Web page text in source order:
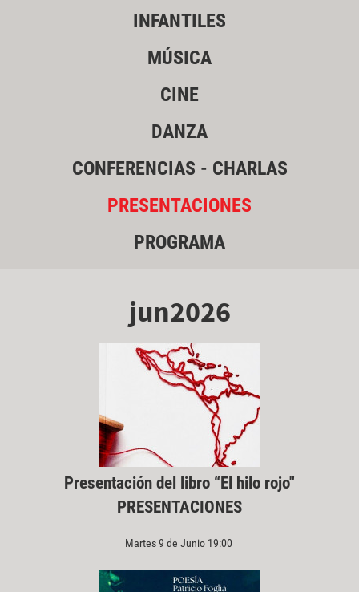
INFANTILES
MÚSICA
CINE
DANZA
CONFERENCIAS - CHARLAS
PRESENTACIONES
PROGRAMA
jun2026
Presentación del libro “El hilo rojo"
PRESENTACIONES
Martes 9 de Junio 19:00